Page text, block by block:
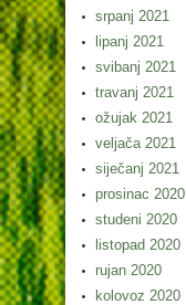
srpanj 2021
lipanj 2021
svibanj 2021
travanj 2021
ožujak 2021
veljača 2021
siječanj 2021
prosinac 2020
studeni 2020
listopad 2020
rujan 2020
kolovoz 2020